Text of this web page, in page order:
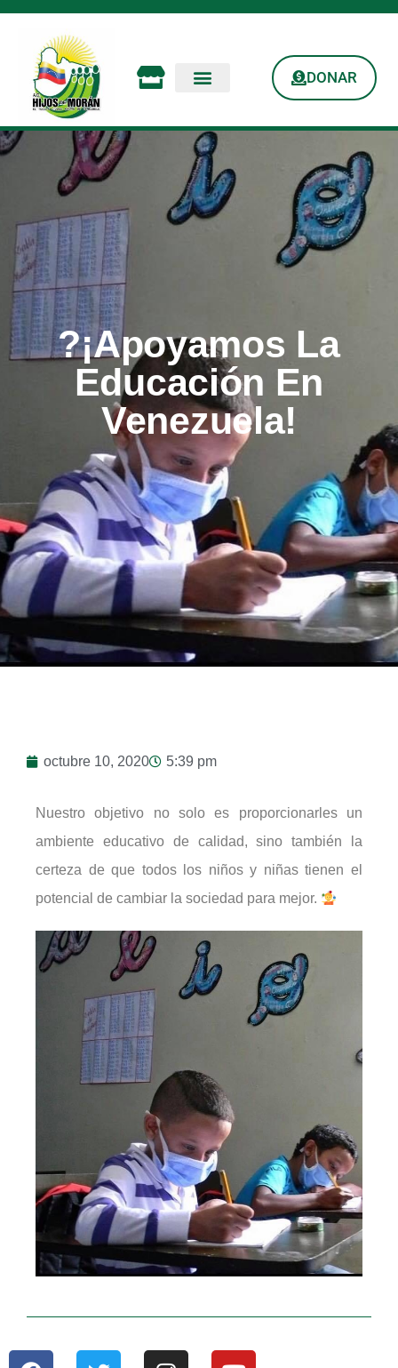
DONAR
?¡Apoyamos La
Educación En
Venezuela!
octubre 10, 2020 5:39 pm
Nuestro objetivo no solo es proporcionarles un
ambiente educativo de calidad, sino también la
certeza de que todos los niños y niñas tienen el
potencial de cambiar la sociedad para mejor.